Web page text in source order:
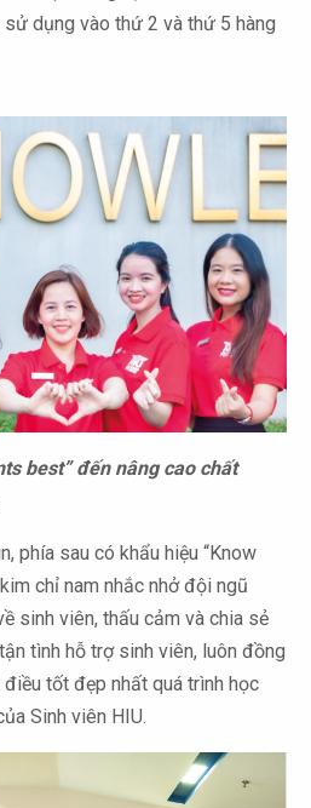
dụng vào thứ 2 và thứ 5 hàng
best” đến nâng cao chất
phía sau có khẩu hiệu “Know
chỉ nam nhắc nhở đội ngũ
sinh viên, thấu cảm và chia sẻ
tình hỗ trợ sinh viên, luôn đồng
tốt đẹp nhất quá trình học
Sinh viên HIU.